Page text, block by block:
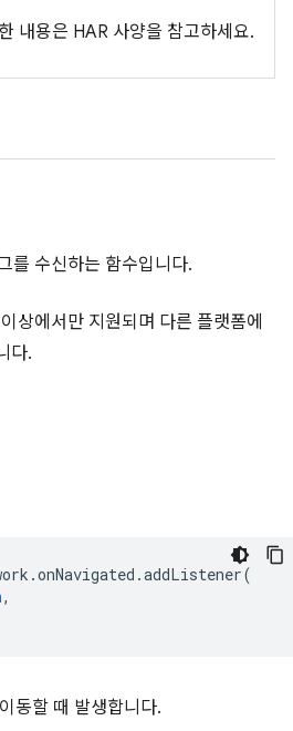
내용은 HAR 사양을 참고하세요.
를 수신하는 함수입니다.
상에서만 지원되며 다른 플랫폼에
다.
.onNavigated .addListener(
,
동할 때 발생합니다.